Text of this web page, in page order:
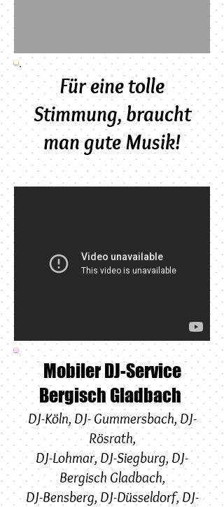
Für eine tolle
Stimmung, braucht
man gute Musik!
Mobiler DJ-Service
Bergisch Gladbach
DJ-Köln, DJ-Gummersbach,DJ-
Rösrath,
DJ-Lohmar,DJ-Siegburg, DJ-
Bergisch Gladbach,
DJ-Bensberg,DJ-Düsseldorf,DJ-